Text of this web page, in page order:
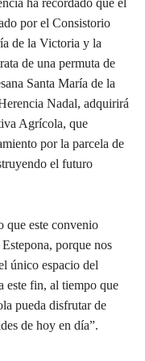
ha recordado que el
por el Consistorio
de la Victoria y la
de una permuta de
Santa María de la
Nadal, adquirirá
Agrícola, que
por la parcela de
el futuro
que este convenio
porque nos
único espacio del
este fin, al tiempo que
pueda disfrutar de
de hoy en día”.